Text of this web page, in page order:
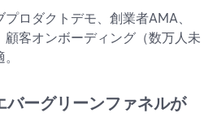
プロダクトデモ、創業者AMA、
顧客オンボーディング（数万人未
ーグリーンファネルが